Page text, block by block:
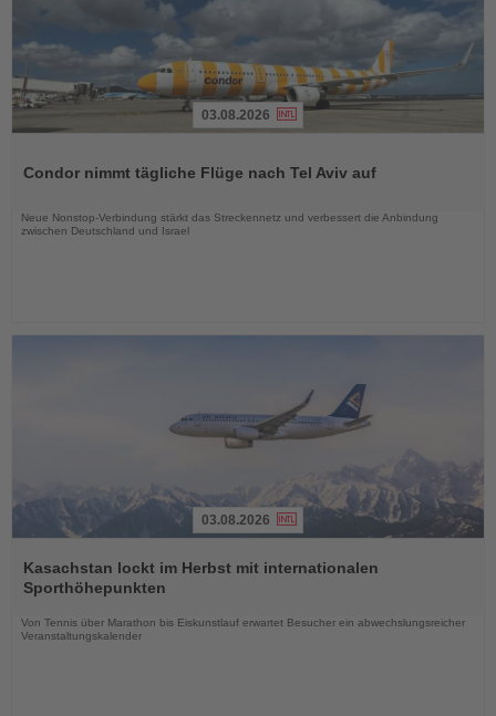
die
03.08.2026
Condor nimmt tägliche Flüge nach Tel Aviv auf
Neue Nonstop-Verbindung stärkt das Streckennetz und verbessert die Anbindung
zwischen Deutschland und Israel
Sie
die
Nachrichten
03.08.2026
Kasachstan lockt im Herbst mit internationalen
Sporthöhepunkten
Von Tennis über Marathon bis Eiskunstlauf erwartet Besucher ein abwechslungsreicher
Veranstaltungskalender